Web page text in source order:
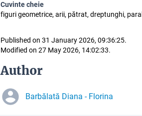
Cuvinte cheie
figuri geometrice, arii, pătrat, dreptunghi,
Published on 31 January 2026, 09:36:25.
Modified on 27 May 2026, 14:02:33.
Author
Barbălată Diana - Florina